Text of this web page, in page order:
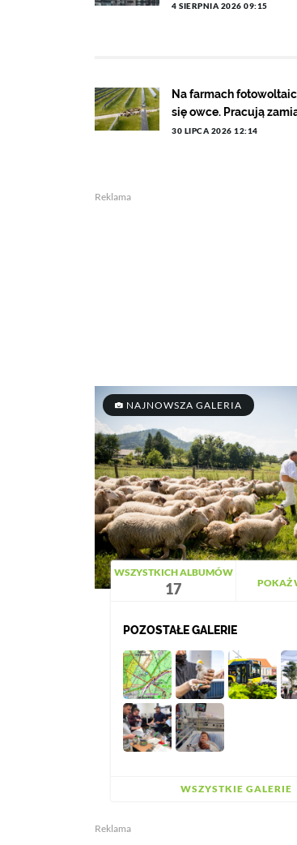
4 SIERPNIA 2026 09:15
Na farmach
się owce. Pracują
30 LIPCA 2026 12:14
Reklama
NAJNOWSZA GALERIA
WSZYSTKICH ALBUMÓW
17 POKAŻ
POZOSTAŁE GALERIE
WSZYSTKIE GALERIE
Reklama